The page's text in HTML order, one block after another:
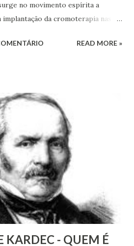
no movimento espírita a
da cromoterapia nas
na obra Plenitude .
a helioterapia e faz alusões à
da preservação da saúde física e
porém, recomenda sua
do Espiritismo. Há
reconhecer a existência de um
lo em atividade da Casa
READ MORE »
KARDEC - QUEM É